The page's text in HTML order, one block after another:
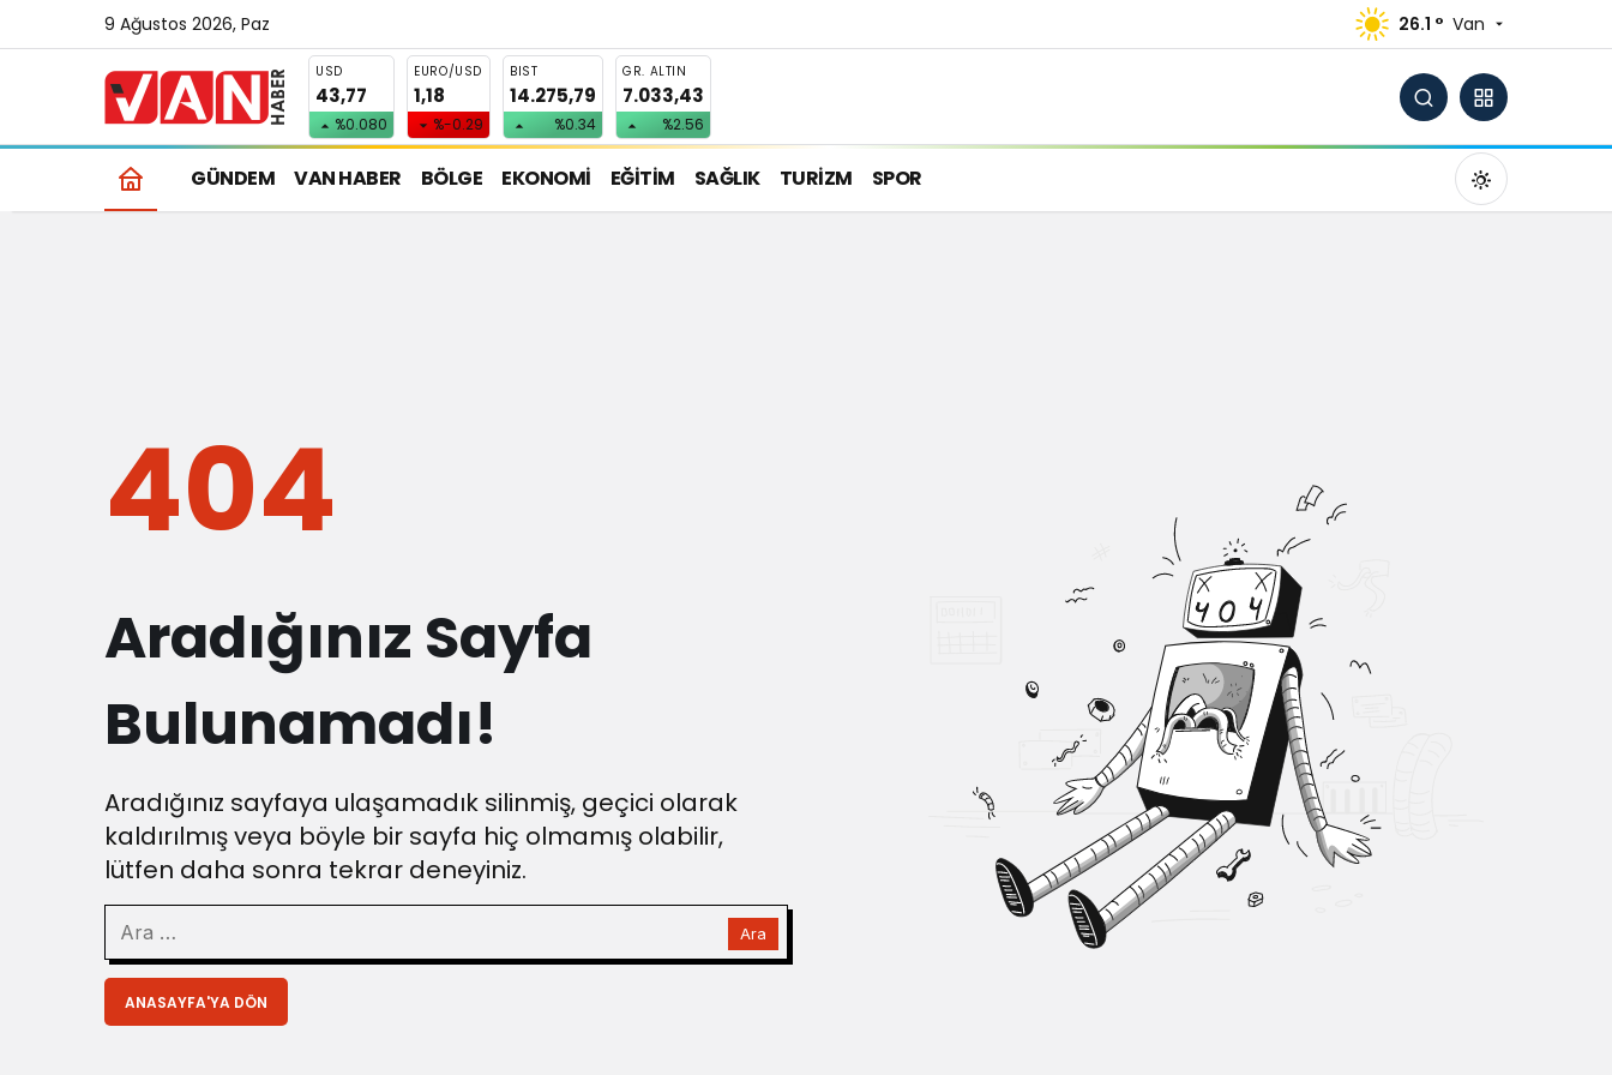
9 Ağustos 2026, Paz 26.1 ° Van
USD
43,77
%0.080
EURO/USD
1,18
%-0.29
BIST
14.275,79
%0.34
GR. ALTIN
7.033,43
%2.56
GÜNDEM VAN HABER BÖLGE EKONOMİ EĞİTİM SAĞLIK TURİZM SPOR
Gece modunu seçin.
Sistem Modu
Sistem modunu seçin.
404
Aradığınız Sayfa
Bulunamadı!
Aradığınız sayfaya ulaşamadık silinmiş, geçici olarak
kaldırılmış veya böyle bir sayfa hiç olmamış olabilir,
lütfen daha sonra tekrar deneyiniz.
ANASAYFA'YA DÖN